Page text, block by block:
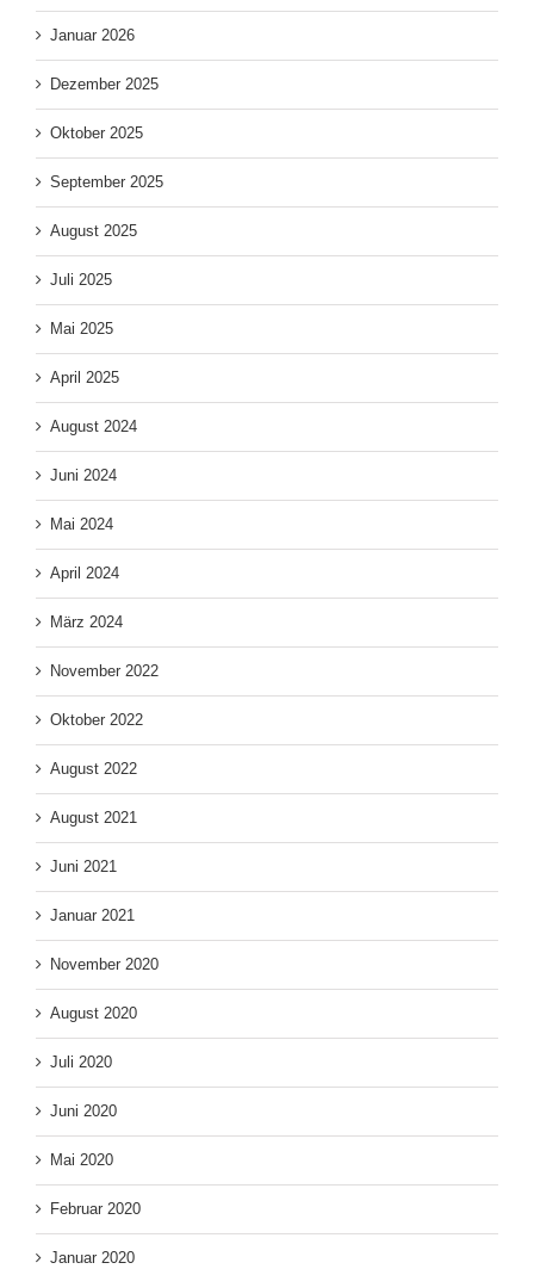
Januar 2026
Dezember 2025
Oktober 2025
September 2025
August 2025
Juli 2025
Mai 2025
April 2025
August 2024
Juni 2024
Mai 2024
April 2024
März 2024
November 2022
Oktober 2022
August 2022
August 2021
Juni 2021
Januar 2021
November 2020
August 2020
Juli 2020
Juni 2020
Mai 2020
Februar 2020
Januar 2020